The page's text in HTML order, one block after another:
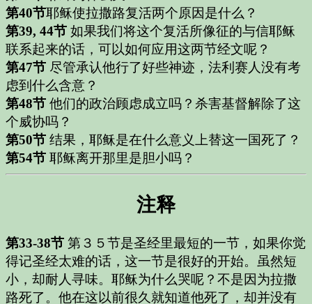
第40节耶稣使拉撒路复活两个原因是什么？
第39, 44节 如果我们将这个复活所像征的与信耶稣
联系起来的话，可以如何应用这两节经文呢？
第47节 尽管承认他行了好些神迹，法利赛人没有考
虑到什么含意？
第48节 他们的政治顾虑成立吗？杀害基督解除了这
个威协吗？
第50节 结果，耶稣是在什么意义上替这一国死了？
第54节 耶稣离开那里是胆小吗？
注释
第33-38节 第３５节是圣经里最短的一节，如果你觉
得记圣经太难的话，这一节是很好的开始。虽然短
小，却耐人寻味。耶稣为什么哭呢？不是因为拉撒
路死了。他在这以前很久就知道他死了，却并没有